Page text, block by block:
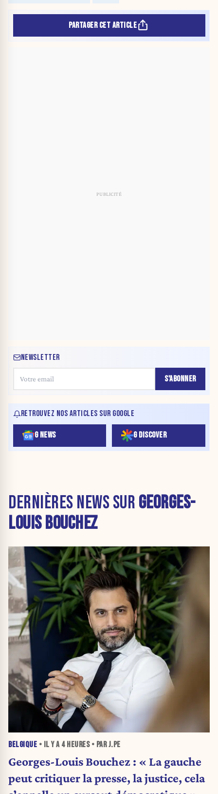
PARTAGER CET ARTICLE
NEWSLETTER
S'ABONNER
RETROUVEZ NOS ARTICLES SUR GOOGLE
G NEWS G DISCOVER
DERNIÈRES NEWS SUR GEORGES-
LOUIS BOUCHEZ
BELGIQUE • IL Y A 4 HEURES• PAR J.PE
Georges-Louis Bouchez : « La gauche
peut critiquer la presse, la justice, cela